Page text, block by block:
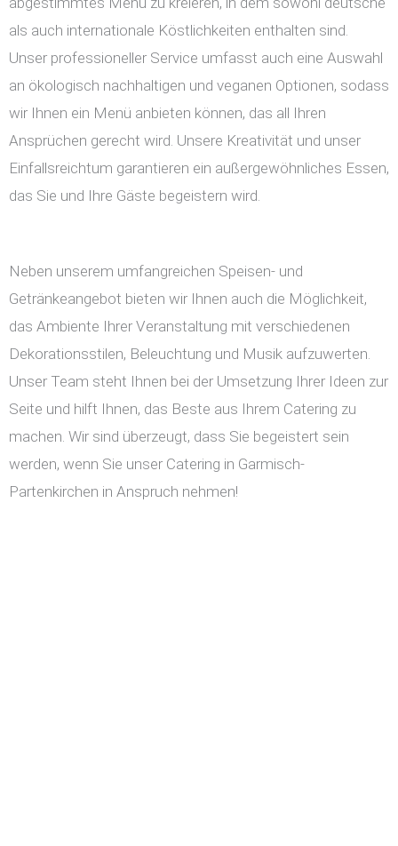
als auch internationale Köstlichkeiten enthalten sind.
Unser professioneller Service umfasst auch eine Auswahl
an ökologisch nachhaltigen und veganen Optionen, sodass
wir Ihnen ein Menü anbieten können, das all Ihren
Ansprüchen gerecht wird. Unsere Kreativität und unser
Einfallsreichtum garantieren ein außergewöhnliches Essen,
das Sie und Ihre Gäste begeistern wird.
Neben unserem umfangreichen Speisen- und
Getränkeangebot bieten wir Ihnen auch die Möglichkeit,
das Ambiente Ihrer Veranstaltung mit verschiedenen
Dekorationsstilen, Beleuchtung und Musik aufzuwerten.
Unser Team steht Ihnen bei der Umsetzung Ihrer Ideen zur
Seite und hilft Ihnen, das Beste aus Ihrem Catering zu
machen. Wir sind überzeugt, dass Sie begeistert sein
werden, wenn Sie unser Catering in Garmisch-
Partenkirchen in Anspruch nehmen!